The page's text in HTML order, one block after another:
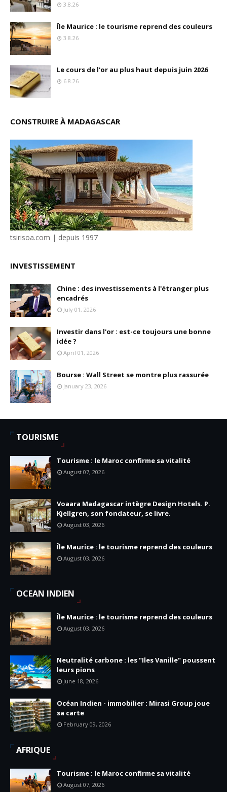
3.8.26
Île Maurice : le tourisme reprend des couleurs
3.8.26
Le cours de l'or au plus haut depuis juin 2026
6.8.26
CONSTRUIRE À MADAGASCAR
tsirisoa.com | depuis 1997
INVESTISSEMENT
Chine : des investissements à l'étranger plus
encadrés
July 01, 2026
Investir dans l'or : est-ce toujours une bonne
idée ?
April 01, 2026
Bourse : Wall Street se montre plus rassurée
January 23, 2026
TOURISME
Tourisme : le Maroc confirme sa vitalité
August 07, 2026
Voaara Madagascar intègre Design Hotels. P.
Kjellgren, son fondateur, se livre.
August 03, 2026
Île Maurice : le tourisme reprend des couleurs
August 03, 2026
OCEAN INDIEN
Île Maurice : le tourisme reprend des couleurs
August 03, 2026
Neutralité carbone : les "Iles Vanille" poussent
leurs pions
June 18, 2026
Océan Indien - immobilier : Mirasi Group joue
sa carte
February 09, 2026
AFRIQUE
Tourisme : le Maroc confirme sa vitalité
August 07, 2026